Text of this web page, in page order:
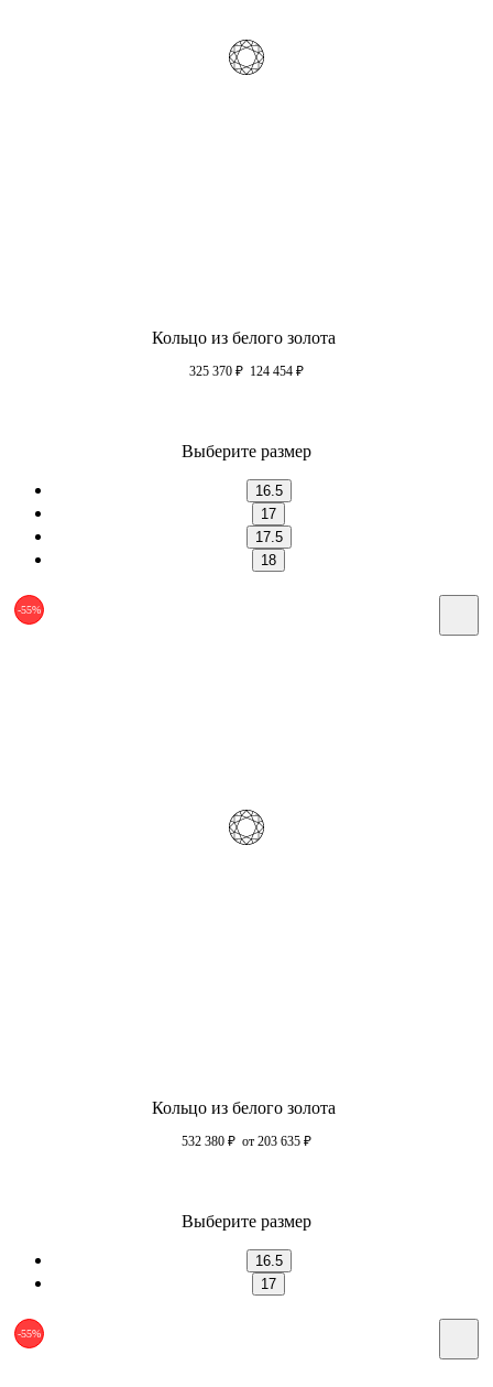
Кольцо из белого золота
325 370 ₽ 124 454 ₽
Выберите размер
16.5
17
17.5
18
-55%
Кольцо из белого золота
532 380 ₽ от 203 635 ₽
Выберите размер
16.5
17
-55%